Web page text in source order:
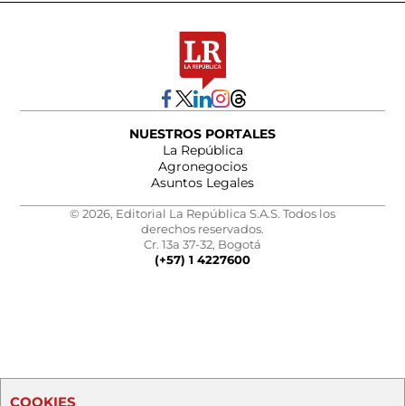
NUESTROS PORTALES
La República
Agronegocios
Asuntos Legales
© 2026, Editorial La República S.A.S. Todos los
derechos reservados.
Cr. 13a 37-32, Bogotá
(+57) 1 4227600
COOKIES